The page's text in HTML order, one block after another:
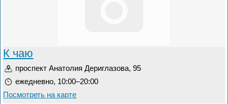
К чаю
проспект Анатолия Дериглазова, 95
ежедневно, 10:00–20:00
Посмотреть на карте